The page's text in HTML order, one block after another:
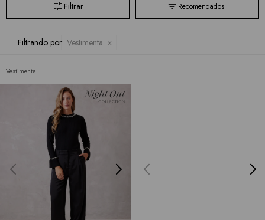
Recomendados
Filtrando por: Vestimenta
Vestimenta